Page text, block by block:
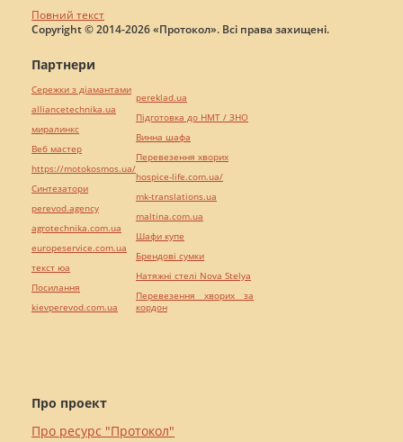
Повний текст
Copyright © 2014-2026 «Протокол». Всі права захищені.
Про проект
Про ресурс "Протокол"
Партнери
Сережки з діамантами
alliancetechnika.ua
миралинкс
Веб мастер
https://motokosmos.ua/
Синтезатори
perevod.agency
agrotechnika.com.ua
europeservice.com.ua
текст юа
Посилання
kievperevod.com.ua
pereklad.ua
Підготовка до НМТ / ЗНО
Винна шафа
Перевезення хворих
hospice-life.com.ua/
mk-translations.ua
maltina.com.ua
Шафи купе
Брендові сумки
Натяжні стелі Nova Stelya
Перевезення хворих за
кордон